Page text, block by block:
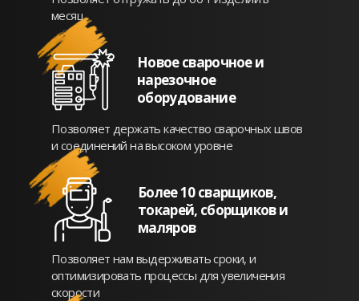
месяц.
Новое сварочное и
нарезочное
оборудование
Позволяет держать качество сварочных швов
и соединений на высоком уровне
Более 10 сварщиков,
токарей, сборщиков и
маляров
Позволяет нам выдерживать сроки, и
оптимизировать процессы для увеличения
скорости